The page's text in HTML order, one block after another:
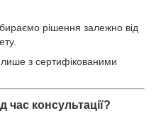
рішення залежно від
з сертифікованими
час консультації?